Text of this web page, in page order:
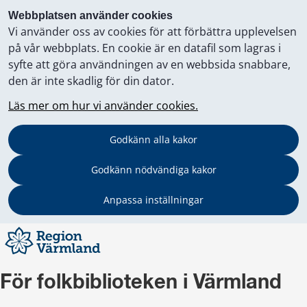
Webbplatsen använder cookies
Vi använder oss av cookies för att förbättra upplevelsen
på vår webbplats. En cookie är en datafil som lagras i
syfte att göra användningen av en webbsida snabbare,
den är inte skadlig för din dator.
Läs mer om hur vi använder cookies.
Godkänn alla kakor
Godkänn nödvändiga kakor
Anpassa inställningar
För folkbiblioteken i Värmland